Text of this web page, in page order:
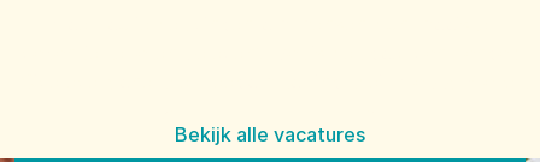
Bekijk alle vacatures